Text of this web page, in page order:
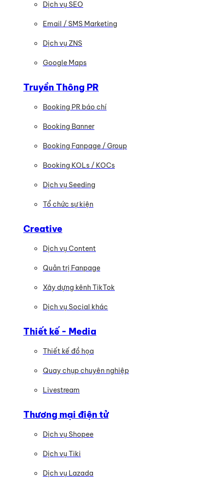
Dịch vụ SEO
Email / SMS Marketing
Dịch vụ ZNS
Google Maps
Truyền Thông PR
Booking PR báo chí
Booking Banner
Booking Fanpage / Group
Booking KOLs / KOCs
Dịch vụ Seeding
Tổ chức sự kiện
Creative
Dịch vụ Content
Quản trị Fanpage
Xây dựng kênh TikTok
Dịch vụ Social khác
Thiết kế - Media
Thiết kế đồ họa
Quay chụp chuyên nghiệp
Livestream
Thương mại điện tử
Dịch vụ Shopee
Dịch vụ Tiki
Dịch vụ Lazada